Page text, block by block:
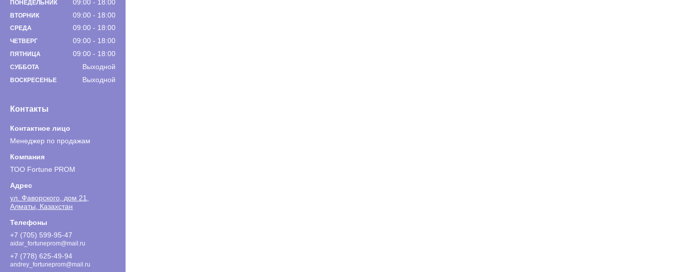
ПОНЕДЕЛЬНИК 09:00 18:00
ВТОРНИК 09:00 18:00
СРЕДА 09:00 18:00
ЧЕТВЕРГ 09:00 18:00
ПЯТНИЦА 09:00 18:00
СУББОТА Выходной
ВОСКРЕСЕНЬЕ Выходной
Контакты
Менеджер по продажам
ТОО Fortune PROM
ул. Фаворского, дом 21,
Алматы, Казахстан
+7 (705) 599-95-47
aidar_fortuneprom@mail.ru
+7 (778) 625-49-94
andrey_fortuneprom@mail.ru